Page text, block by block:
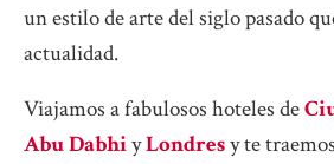
un estilo de arte del siglo pasado
actualidad.
Viajamos a fabulosos hoteles de
Abu DabhiyLondresy te